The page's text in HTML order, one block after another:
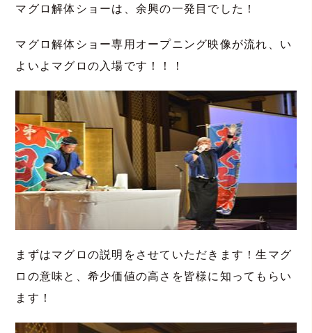
マグロ解体ショーは、余興の一発目でした！
マグロ解体ショー専用オープニング映像が流れ、い
よいよマグロの入場です！！！
まずはマグロの説明をさせていただきます！生マグ
ロの意味と、希少価値の高さを皆様に知ってもらい
ます！